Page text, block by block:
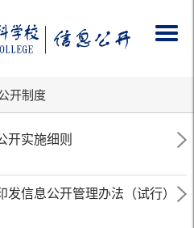
开制度
开实施细则
信息公开管理办法（试行）